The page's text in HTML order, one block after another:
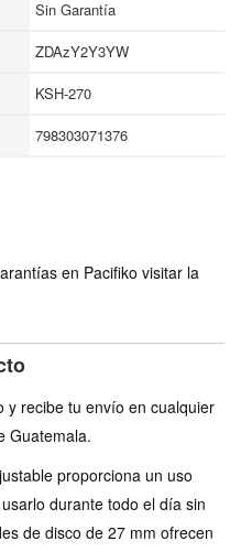
Sin Garantía
ZDAzY2Y3YW
KSH-270
798303071376
en Pacifiko visitar la
y recibe tu envío en cualquier
Guatemala.
proporciona un uso
durante todo el día sin
de disco de 27 mm ofrecen